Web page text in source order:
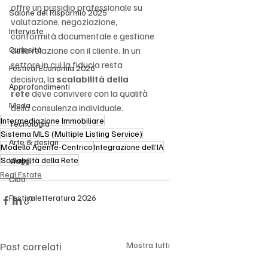
Salone del Risparmio 2025
Interviste
Curiosità
Festival Economia 2026
Approfondimenti
Moda
Tecnologia
Arte & design
Viaggi
Cibo
Festivaletteratura 2026
offre un presidio professionale su
valutazione, negoziazione,
conformità documentale e gestione
della relazione con il cliente. In un
settore in cui la fiducia resta
decisiva, la scalabilità della
rete deve convivere con la qualità
della consulenza individuale.
Intermediazione Immobiliare
Sistema MLS (Multiple Listing Service)
Modello Agente-CentricoIntegrazione dell’IA
Scalabilità della Rete
Real Estate
Post correlati Mostra tutti